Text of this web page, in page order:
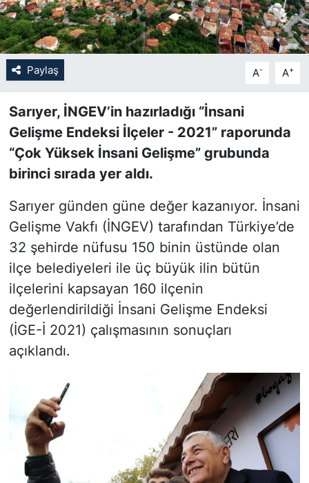
Paylaş A- A+
Sarıyer, İNGEV’in hazırladığı “İnsani
Gelişme Endeksi İlçeler - 2021” raporunda
“Çok Yüksek İnsani Gelişme” grubunda
birinci sırada yer aldı.
Sarıyer günden güne değer kazanıyor. İnsani
Gelişme Vakfı (İNGEV) tarafından Türkiye’de
32 şehirde nüfusu 150 binin üstünde olan
ilçe belediyeleri ile üç büyük ilin bütün
ilçelerini kapsayan 160 ilçenin
değerlendirildiği İnsani Gelişme Endeksi
(İGE-İ 2021) çalışmasının sonuçları
açıklandı.
SARIYER HABERLERİ
SARIYER İMAR BARIŞI
SEKTÖR
SİYASET
SON DAKİKA HABERİ
SPOR
TEKNOLOJİ
TÜRKİYE VE DÜNYA GÜNDEMİ
VİDEO GALERİ
YAŞAM